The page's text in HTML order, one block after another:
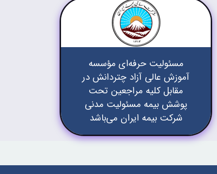
مسئولیت حرفه‌ای مؤسسه
آموزش عالی آزاد چتردانش در
مقابل کلیه مراجعین تحت
پوشش بیمه مسئولیت مدنی
شرکت بیمه ایران می‌باشد